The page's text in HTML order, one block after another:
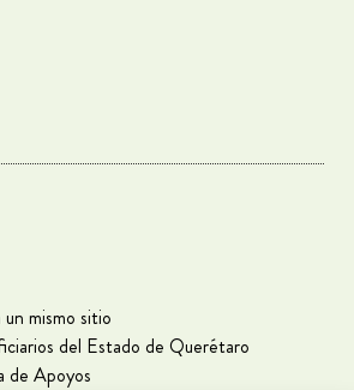
mismo sitio
del Estado de Querétaro
de Apoyos